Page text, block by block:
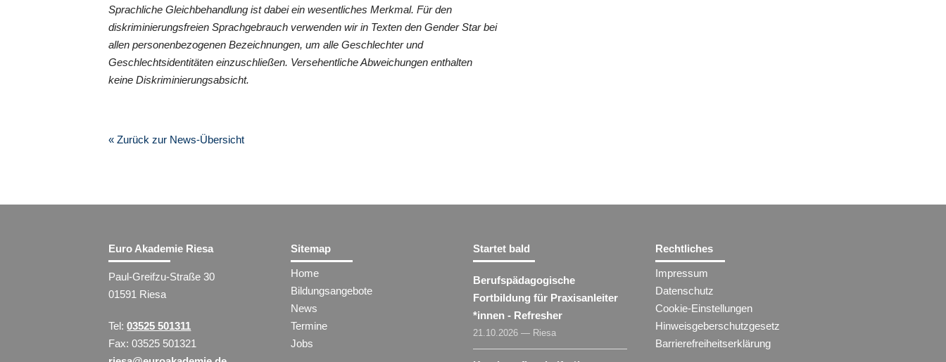
Sprachliche Gleichbehandlung ist dabei ein wesentliches Merkmal. Für den
diskriminierungsfreien Sprachgebrauch verwenden wir in Texten den Gender Star bei
allen personenbezogenen Bezeichnungen, um alle Geschlechter und
Geschlechtsidentitäten einzuschließen. Versehentliche Abweichungen enthalten
keine Diskriminierungsabsicht.
« Zurück zur News-Übersicht
Euro Akademie Riesa
Paul-Greifzu-Straße 30
01591 Riesa
Tel:03525 501311
Fax: 03525 501321
Sitemap
Home
Bildungsangebote
News
Termine
Jobs
Startet bald
Berufspädagogische
Fortbildung für Praxisanleiter​
*innen - Refresher
21.10.2026 — Riesa
Rechtliches
Impressum
Datenschutz
Cookie-Einstellungen
Hinweisgeberschutzgesetz
Barrierefreiheitserklärung